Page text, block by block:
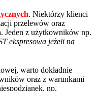
. Niektórzy klienci
przelewów oraz
Jeden z użytkowników np.
ekspresowa jeżeli na
warto dokładnie
oraz z warunkami
np.